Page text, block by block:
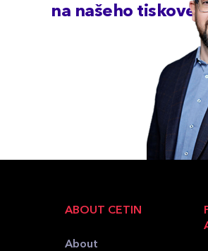
na našeho
ABOUT CETIN
About